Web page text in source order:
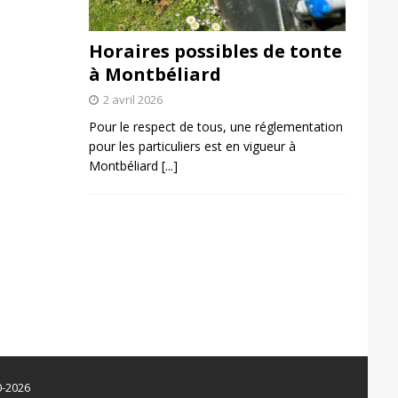
Horaires possibles de tonte
à Montbéliard
2 avril 2026
Pour le respect de tous, une réglementation
pour les particuliers est en vigueur à
Montbéliard [...]
2026